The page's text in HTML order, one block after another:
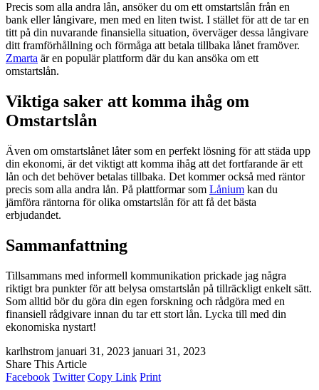
Precis som alla andra lån, ansöker du om ett omstartslån från en
bank eller långivare, men med en liten twist. I stället för att de tar en
titt på din nuvarande finansiella situation, överväger dessa långivare
ditt framförhållning och förmåga att betala tillbaka lånet framöver.
Zmarta är en populär plattform där du kan ansöka om ett
omstartslån.
Viktiga saker att komma ihåg om
Omstartslån
Även om omstartslånet låter som en perfekt lösning för att städa upp
din ekonomi, är det viktigt att komma ihåg att det fortfarande är ett
lån och det behöver betalas tillbaka. Det kommer också med räntor
precis som alla andra lån. På plattformar som Lånium kan du
jämföra räntorna för olika omstartslån för att få det bästa
erbjudandet.
Sammanfattning
Tillsammans med informell kommunikation prickade jag några
riktigt bra punkter för att belysa omstartslån på tillräckligt enkelt sätt.
Som alltid bör du göra din egen forskning och rådgöra med en
finansiell rådgivare innan du tar ett stort lån. Lycka till med din
ekonomiska nystart!
karlhstrom januari 31, 2023 januari 31, 2023
Share This Article
Facebook Twitter Copy Link Print